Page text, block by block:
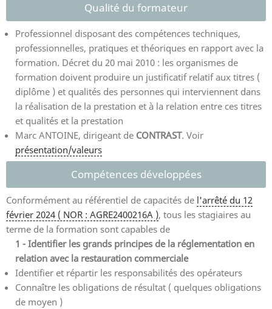
Qualité du formateur
Professionnel disposant des compétences techniques,
professionnelles, pratiques et théoriques en rapport avec la
formation. Décret du 20 mai 2010 : les organismes de
formation doivent produire un justificatif relatif aux titres (
diplôme ) et qualités des personnes qui interviennent dans
la réalisation de la prestation et à la relation entre ces titres
et qualités et la prestation
Marc ANTOINE, dirigeant de CONTRAST. Voir
présentation/valeurs
Compétences développées
Conformément au référentiel de capacités de l'arrêté du 12
février 2024 ( NOR : AGRE2400216A ), tous les stagiaires au
terme de la formation sont capables de
1 - Identifier les grands principes de la réglementation en
relation avec la restauration commerciale
Identifier et répartir les responsabilités des opérateurs
Connaître les obligations de résultat ( quelques obligations
de moyen )